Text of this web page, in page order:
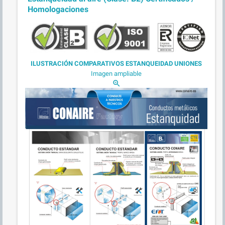
Homologaciones
ILUSTRACIÓN COMPARATIVOS ESTANQUEIDAD UNIONES
Imagen ampliable
zoom_in